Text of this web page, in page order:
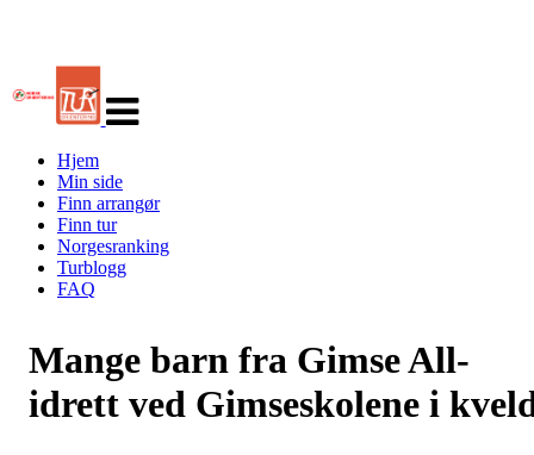
navigasjon
Hjem
Min side
Finn arrangør
Finn tur
Norgesranking
Turblogg
FAQ
Mange barn fra Gimse All-
idrett ved Gimseskolene i